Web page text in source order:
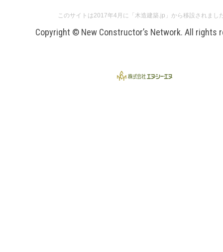
このサイトは2017年4月に「木造建築.jp」から移設されまし
Copyright © New Constructor’s Network. All rights